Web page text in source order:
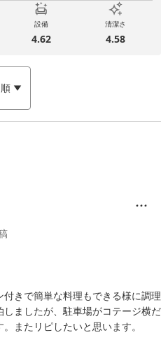
設備
4.62
清潔さ
4.58
きで簡単な料理もできる様に調理
ましたが、駐車場がコテージ横だ
またリピしたいと思います。